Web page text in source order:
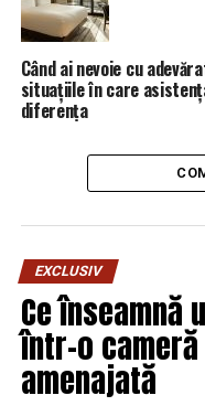
Când ai nevoie cu
situațiile în care
diferența
EXCLUSIV
Ce
într-o
amenajată